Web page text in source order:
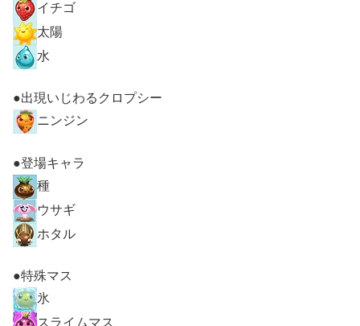
イチゴ
太陽
水
●出現いじわるクロプシー
ニンジン
●登場キャラ
種
ウサギ
ホタル
●特殊マス
氷
スライムマス